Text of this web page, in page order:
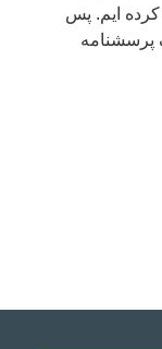
ایم. پس
پرسشنامه